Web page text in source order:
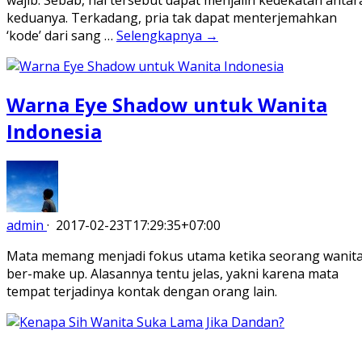
keduanya. Terkadang, pria tak dapat menterjemahkan
‘kode’ dari sang … Selengkapnya →
Warna Eye Shadow untuk Wanita
Indonesia
admin · 2017-02-23T17:29:35+07:00
Mata memang menjadi fokus utama ketika seorang
ber-make up. Alasannya tentu jelas, yakni karena mata
tempat terjadinya kontak dengan orang lain.